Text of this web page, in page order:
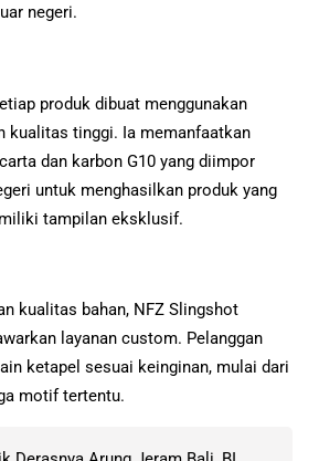
negeri.
produk dibuat menggunakan
kualitas tinggi. Ia memanfaatkan
dan karbon G10 yang diimpor
untuk menghasilkan produk yang
tampilan eksklusif.
kualitas bahan, NFZ Slingshot
layanan custom. Pelanggan
ketapel sesuai keinginan, mulai dari
motif tertentu.